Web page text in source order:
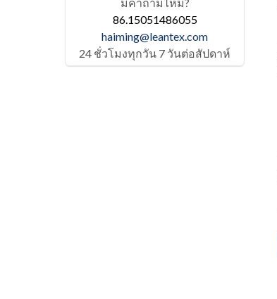
86.15051486055
haiming@leantex.com
24 ชั่วโมงทุกวัน 7 วันต่อสัปดาห์